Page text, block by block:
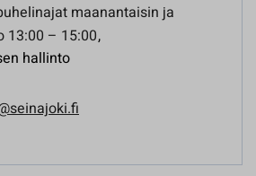
maanantaisin ja
13:00 – 15:00,
hallinto